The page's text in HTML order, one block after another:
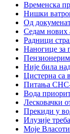
Временска
Нишки
Од
Седам
Радници
Наногице за
Није била
Цистерна
Питања СНС-
Вода
Лесковачки
Прекиди у
Илузије
Моје